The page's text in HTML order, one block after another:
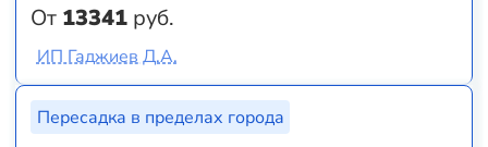
От 13341 руб.
ИП Гаджиев Д.А.
Пересадка в пределах города